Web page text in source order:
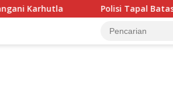
Batas dan Pedalaman Hoegeng